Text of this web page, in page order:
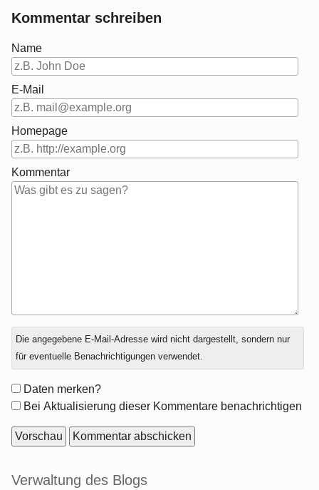
Kommentar schreiben
Name
E-Mail
Homepage
Kommentar
Antwort
zu
Die angegebene E-Mail-Adresse wird nicht dargestellt, sondern nur
für eventuelle Benachrichtigungen verwendet.
Formular-
Optionen
Daten merken?
Bei Aktualisierung dieser Kommentare benachrichtigen
Seitenleiste
Verwaltung des Blogs